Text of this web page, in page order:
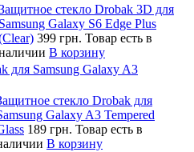
стекло Drobak 3D для
Samsung Galaxy S6 Edge Plus
399 грн. Товар есть в
В корзину
для Samsung Galaxy A3
стекло Drobak для
Galaxy A3 Tempered
189 грн. Товар есть в
В корзину